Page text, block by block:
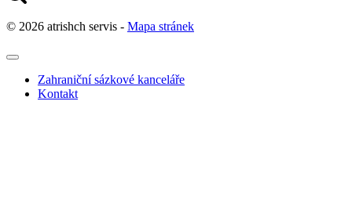
© 2026 atrishch servis - Mapa stránek
Zahraniční sázkové kanceláře
Kontakt